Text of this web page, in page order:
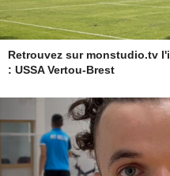
Retrouvez sur monstudio.tv
: USSA Vertou-Brest